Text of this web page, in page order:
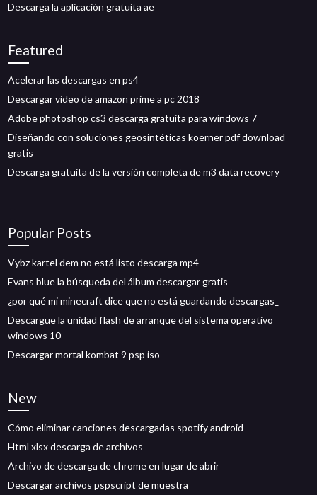
Descarga la aplicación gratuita ae
Featured
Acelerar las descargas en ps4
Descargar video de amazon prime a pc 2018
Adobe photoshop cs3 descarga gratuita para windows 7
Diseñando con soluciones geosintéticas koerner pdf download
gratis
Descarga gratuita de la versión completa de m3 data recovery
Popular Posts
Vybz kartel dem no está listo descarga mp4
Evans blue la búsqueda del álbum descargar gratis
¿por qué mi minecraft dice que no está guardando descargas_
Descargue la unidad flash de arranque del sistema operativo
windows 10
Descargar mortal kombat 9 psp iso
New
Cómo eliminar canciones descargadas spotify android
Html xlsx descarga de archivos
Archivo de descarga de chrome en lugar de abrir
Descargar archivos pspscript de muestra